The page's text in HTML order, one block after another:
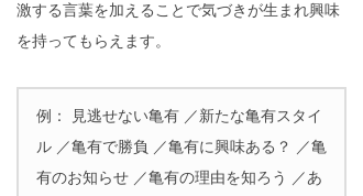
激する言葉を加えることで気づきが生まれ興味
を持ってもらえます。
例： 見逃せない亀有 ／新たな亀有スタイ
ル ／亀有で勝負 ／亀有に興味ある？ ／亀
有のお知らせ ／亀有の理由を知ろう ／あ